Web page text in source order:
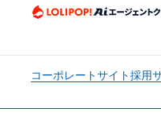
コーポレートサイト採用